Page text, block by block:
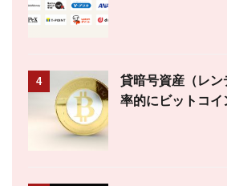
4
貸暗号資産（レ
率的にビットコ